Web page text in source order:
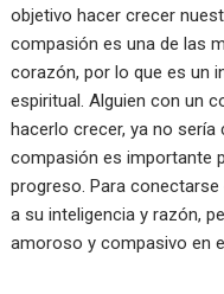
objetivo hacer crecer
compasión es una de las
corazón, por lo que es un
espiritual. Alguien con un
hacerlo crecer, ya no
compasión es importante
progreso. Para
a su inteligencia y razón,
amoroso y compasivo en